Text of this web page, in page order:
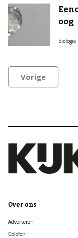
oog
biologie
Vorige
Over ons
Adverteren
Colofon